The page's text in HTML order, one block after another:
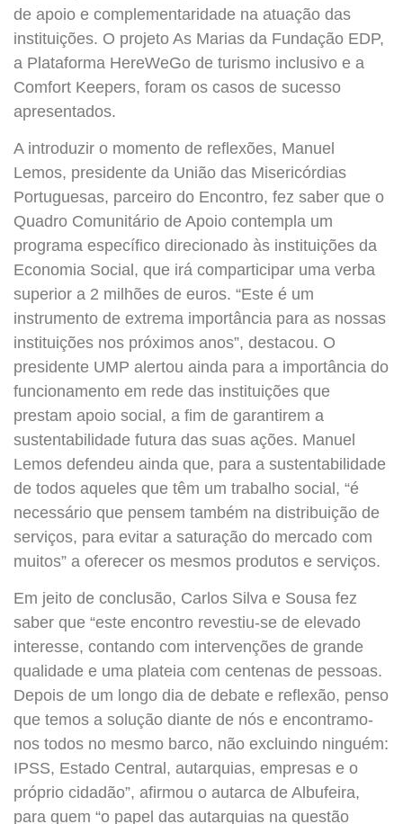
de apoio e complementaridade na atuação das
instituições. O projeto As Marias da Fundação EDP,
a Plataforma HereWeGo de turismo inclusivo e a
Comfort Keepers, foram os casos de sucesso
apresentados.
A introduzir o momento de reflexões, Manuel
Lemos, presidente da União das Misericórdias
Portuguesas, parceiro do Encontro, fez saber que o
Quadro Comunitário de Apoio contempla um
programa específico direcionado às instituições da
Economia Social, que irá comparticipar uma verba
superior a 2 milhões de euros. “Este é um
instrumento de extrema importância para as nossas
instituições nos próximos anos”, destacou. O
presidente UMP alertou ainda para a importância do
funcionamento em rede das instituições que
prestam apoio social, a fim de garantirem a
sustentabilidade futura das suas ações. Manuel
Lemos defendeu ainda que, para a sustentabilidade
de todos aqueles que têm um trabalho social, “é
necessário que pensem também na distribuição de
serviços, para evitar a saturação do mercado com
muitos” a oferecer os mesmos produtos e serviços.
Em jeito de conclusão, Carlos Silva e Sousa fez
saber que “este encontro revestiu-se de elevado
interesse, contando com intervenções de grande
qualidade e uma plateia com centenas de pessoas.
Depois de um longo dia de debate e reflexão, penso
que temos a solução diante de nós e encontramo-
nos todos no mesmo barco, não excluindo ninguém:
IPSS, Estado Central, autarquias, empresas e o
próprio cidadão”, afirmou o autarca de Albufeira,
para quem “o papel das autarquias na questão